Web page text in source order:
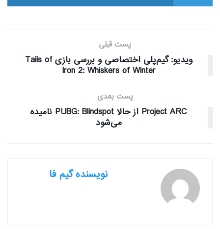
پست قبلی
ویدیو: گیم‌پلی اختصاصی و بررسی بازی Tails of
Iron 2: Whiskers of Winter
پست بعدی
Project ARC از حالا PUBG: Blindspot نامیده
می‌شود
نویسنده گیم فا